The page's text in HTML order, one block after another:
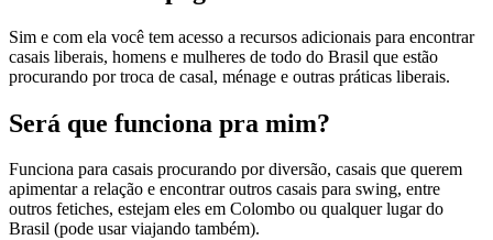
Sim e com ela você tem acesso a recursos adicionais para encontrar
casais liberais, homens e mulheres de todo do Brasil que estão
procurando por troca de casal, ménage e outras práticas liberais.
Será que funciona pra mim?
Funciona para casais procurando por diversão, casais que querem
apimentar a relação e encontrar outros casais para swing, entre
outros fetiches, estejam eles em Colombo ou qualquer lugar do
Brasil (pode usar viajando também).